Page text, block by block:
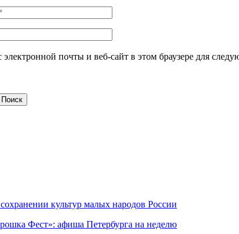
почты и веб-сайт в этом браузере для
культур малых народов России
Фест»: афиша Петербурга на неделю